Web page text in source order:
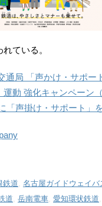
ている。
局 「声かけ・サポー
動 強化キャンペーン（
「声掛け・サポート」
鉄道, 名古屋ガイドウェイバ
道, 岳南電車, 愛知環状鉄道,